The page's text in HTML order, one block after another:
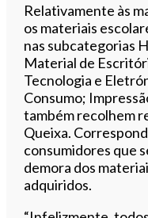
Relativamente às
os materiais
nas subcategorias
Material de
Tecnologia e
Consumo;
também recolhem
Queixa.
consumidores que
demora dos
adquiridos.